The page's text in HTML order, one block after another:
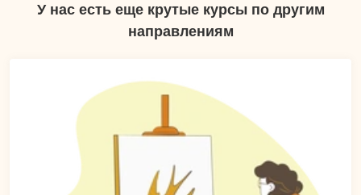
У нас есть еще крутые курсы по другим
направлениям